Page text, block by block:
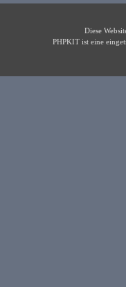
Diese
PHPKIT ist eine